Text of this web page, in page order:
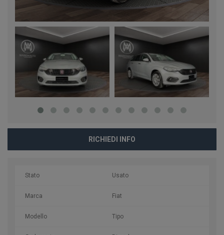
RICHIEDI INFO
Stato Usato
Marca Fiat
Modello Tipo